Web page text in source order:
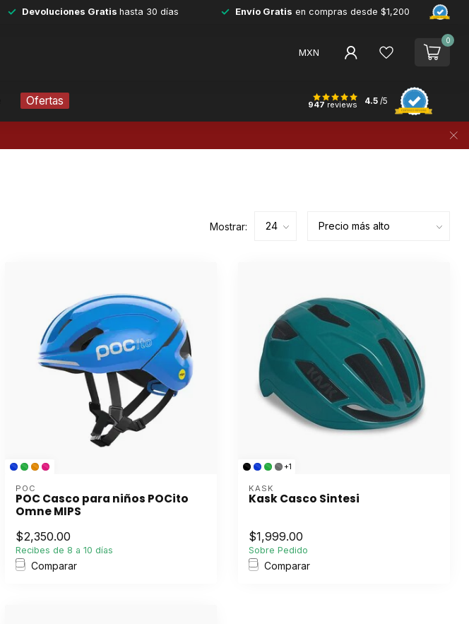
Devoluciones Gratis hasta 30 días Envío Gratis en compras desde $1,200
MXN
0
Ofertas 947 reviews 4.5 /5
Mostrar:
POC
POC Casco para niños POCito
Omne MIPS
$2,350.00
Recibes de 8 a 10 días
Comparar
+1
KASK
Kask Casco Sintesi
$1,999.00
Sobre Pedido
Comparar